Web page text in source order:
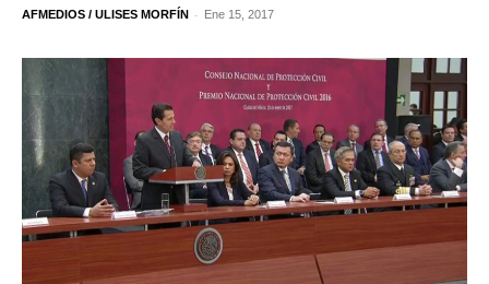
AFMEDIOS / ULISES MORFÍN - Ene 15, 2017